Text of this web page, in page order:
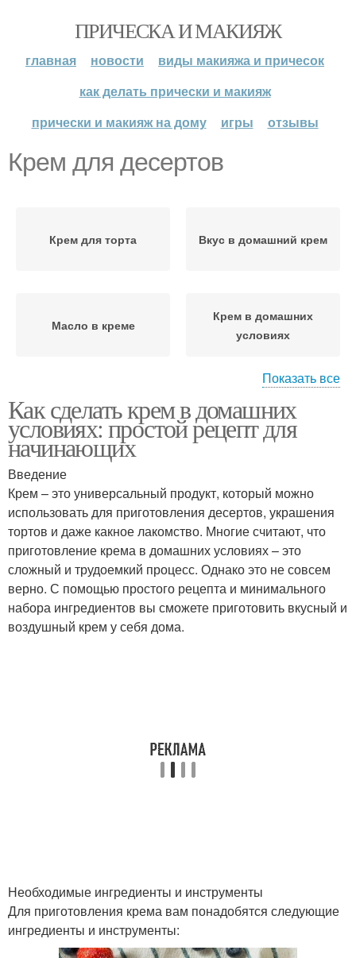
ПРИЧЕСКА И МАКИЯЖ
главная новости
виды макияжа и причесок
как делать прически и макияж
прически и макияж на дому
игры отзывы
Крем для десертов
Крем для торта Вкус в домашний крем
Масло в креме
Крем в домашних
условиях
Белковый крем Заварной крем
Ванильный крем Клубничный крем
Творожный крем
Сливки для домашнего
крема
Показать все
Как сделать крем в домашних
условиях: простой рецепт для
начинающих
Введение
Крем – это универсальный продукт, который можно
использовать для приготовления десертов, украшения
тортов и даже какное лакомство. Многие считают, что
приготовление крема в домашних условиях – это
сложный и трудоемкий процесс. Однако это не совсем
верно. С помощью простого рецепта и минимального
набора ингредиентов вы сможете приготовить вкусный и
воздушный крем у себя дома.
Необходимые ингредиенты и инструменты
Для приготовления крема вам понадобятся следующие
ингредиенты и инструменты: